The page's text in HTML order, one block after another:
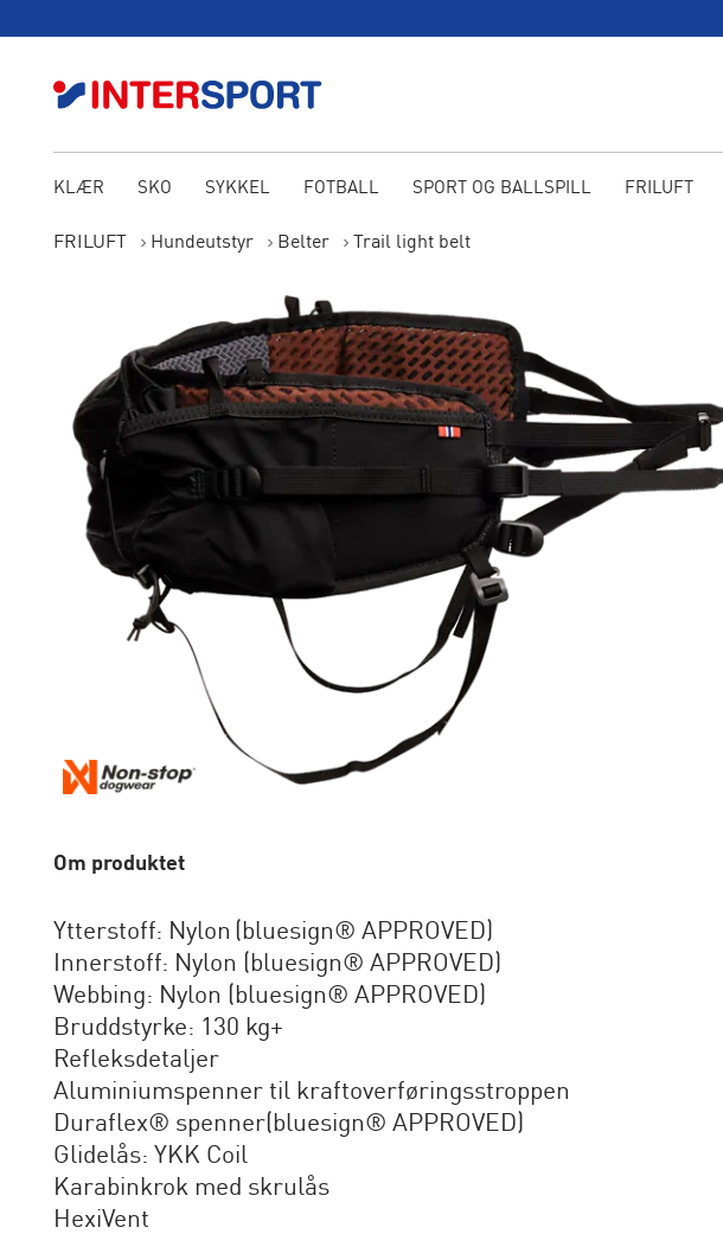
KLÆR SKO SYKKEL FOTBALL SPORT OG BALLSPILL FRILUFT
FRILUFT Hundeutstyr Belter Trail light belt
Om produktet
Ytterstoff: Nylon (bluesign® APPROVED)
Innerstoff: Nylon (bluesign® APPROVED)
Webbing: Nylon (bluesign® APPROVED)
Bruddstyrke: 130 kg+
Refleksdetaljer
Aluminiumspenner til kraftoverføringsstroppen
Duraflex® spenner(bluesign® APPROVED)
Glidelås: YKK Coil
Karabinkrok med skrulås
HexiVent